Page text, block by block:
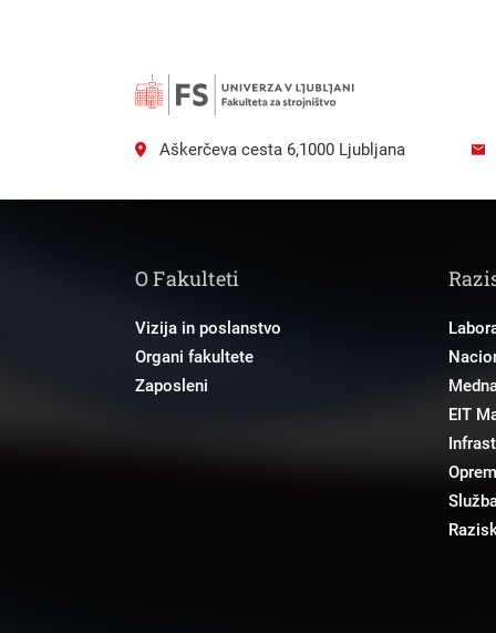
Aškerčeva cesta 6,1000 Ljubljana
O Fakulteti
Vizija in poslanstvo
Organi fakultete
Zaposleni
EIT